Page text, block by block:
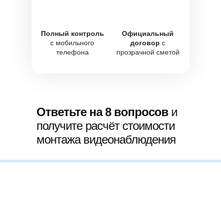
Полный контроль
с мобильного
телефона
Официальный
договор с
прозрачной сметой
Ответьте на 8 вопросов и
получите расчёт стоимости
монтажа видеонаблюдения